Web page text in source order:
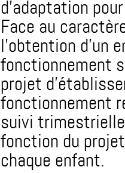
d’adaptation
Face au
l’obtention d’un
fonctionnement
projet
fonctionnement
suivi
fonction du
chaque enfant.